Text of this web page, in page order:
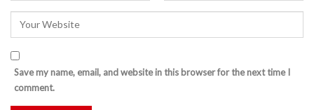
Save my name, email, and website in this browser for the next time I
comment.